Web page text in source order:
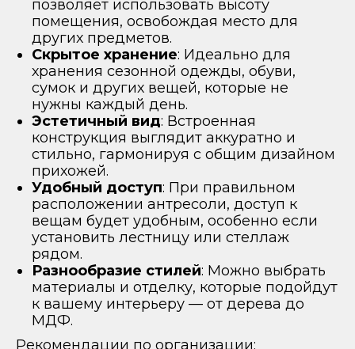
позволяет использовать высоту
помещения, освобождая место для
других предметов.
Скрытое хранение: Идеально для
хранения сезонной одежды, обуви,
сумок и других вещей, которые не
нужны каждый день.
Эстетичный вид: Встроенная
конструкция выглядит аккуратно и
стильно, гармонируя с общим дизайном
прихожей.
Удобный доступ: При правильном
расположении антресоли, доступ к
вещам будет удобным, особенно если
установить лестницу или стеллаж
рядом.
Разнообразие стилей: Можно выбрать
материалы и отделку, которые подойдут
к вашему интерьеру — от дерева до
МДФ.
Рекомендации по организации: